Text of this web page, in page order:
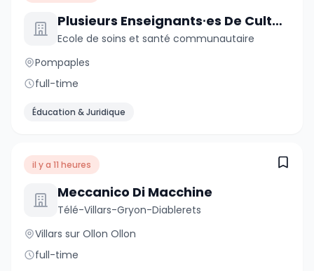
Plusieurs Enseignants∙es De Culture Générale De 60 À 100 %
Ecole de soins et santé communautaire
Pompaples
full-time
Éducation & Juridique
il y a 11 heures
Meccanico Di Macchine
Télé-Villars-Gryon-Diablerets
Villars sur Ollon Ollon
full-time